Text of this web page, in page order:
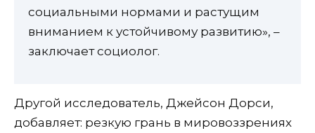
социальными нормами и растущим
вниманием к устойчивому развитию», –
заключает социолог.
Другой исследователь, Джейсон Дорси,
добавляет: резкую грань в мировоззрениях